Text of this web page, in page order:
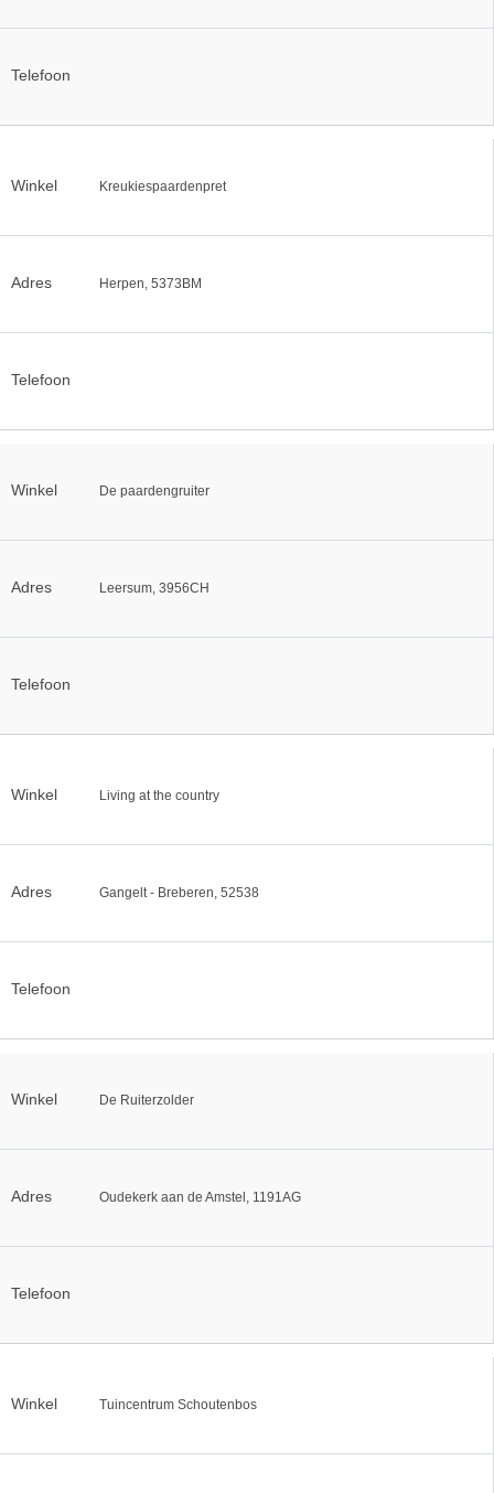
Telefoon
Winkel Kreukiespaardenpret
Adres Herpen, 5373BM
Telefoon
Winkel De paardengruiter
Adres Leersum, 3956CH
Telefoon
Winkel Living at the country
Adres Gangelt - Breberen, 52538
Telefoon
Winkel De Ruiterzolder
Adres Oudekerk aan de Amstel, 1191AG
Telefoon
Winkel Tuincentrum Schoutenbos